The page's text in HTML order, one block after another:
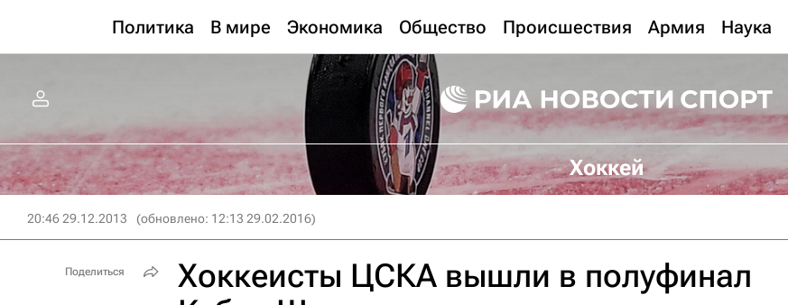
Политика В мире Экономика Общество Происшествия Армия Наука
Хоккей
20:46 29.12.2013 (обновлено: 12:13 29.02.2016)
Хоккеисты ЦСКА вышли в полуфинал
Поделиться